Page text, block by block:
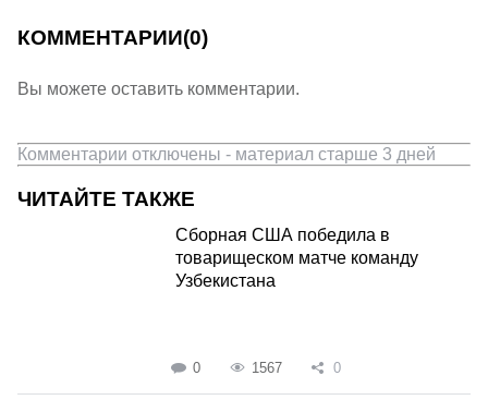
КОММЕНТАРИИ(0)
Вы можете оставить комментарии.
Комментарии отключены - материал старше 3 дней
ЧИТАЙТЕ ТАКЖЕ
Сборная США победила в
товарищеском матче команду
Узбекистана
0 1567 0